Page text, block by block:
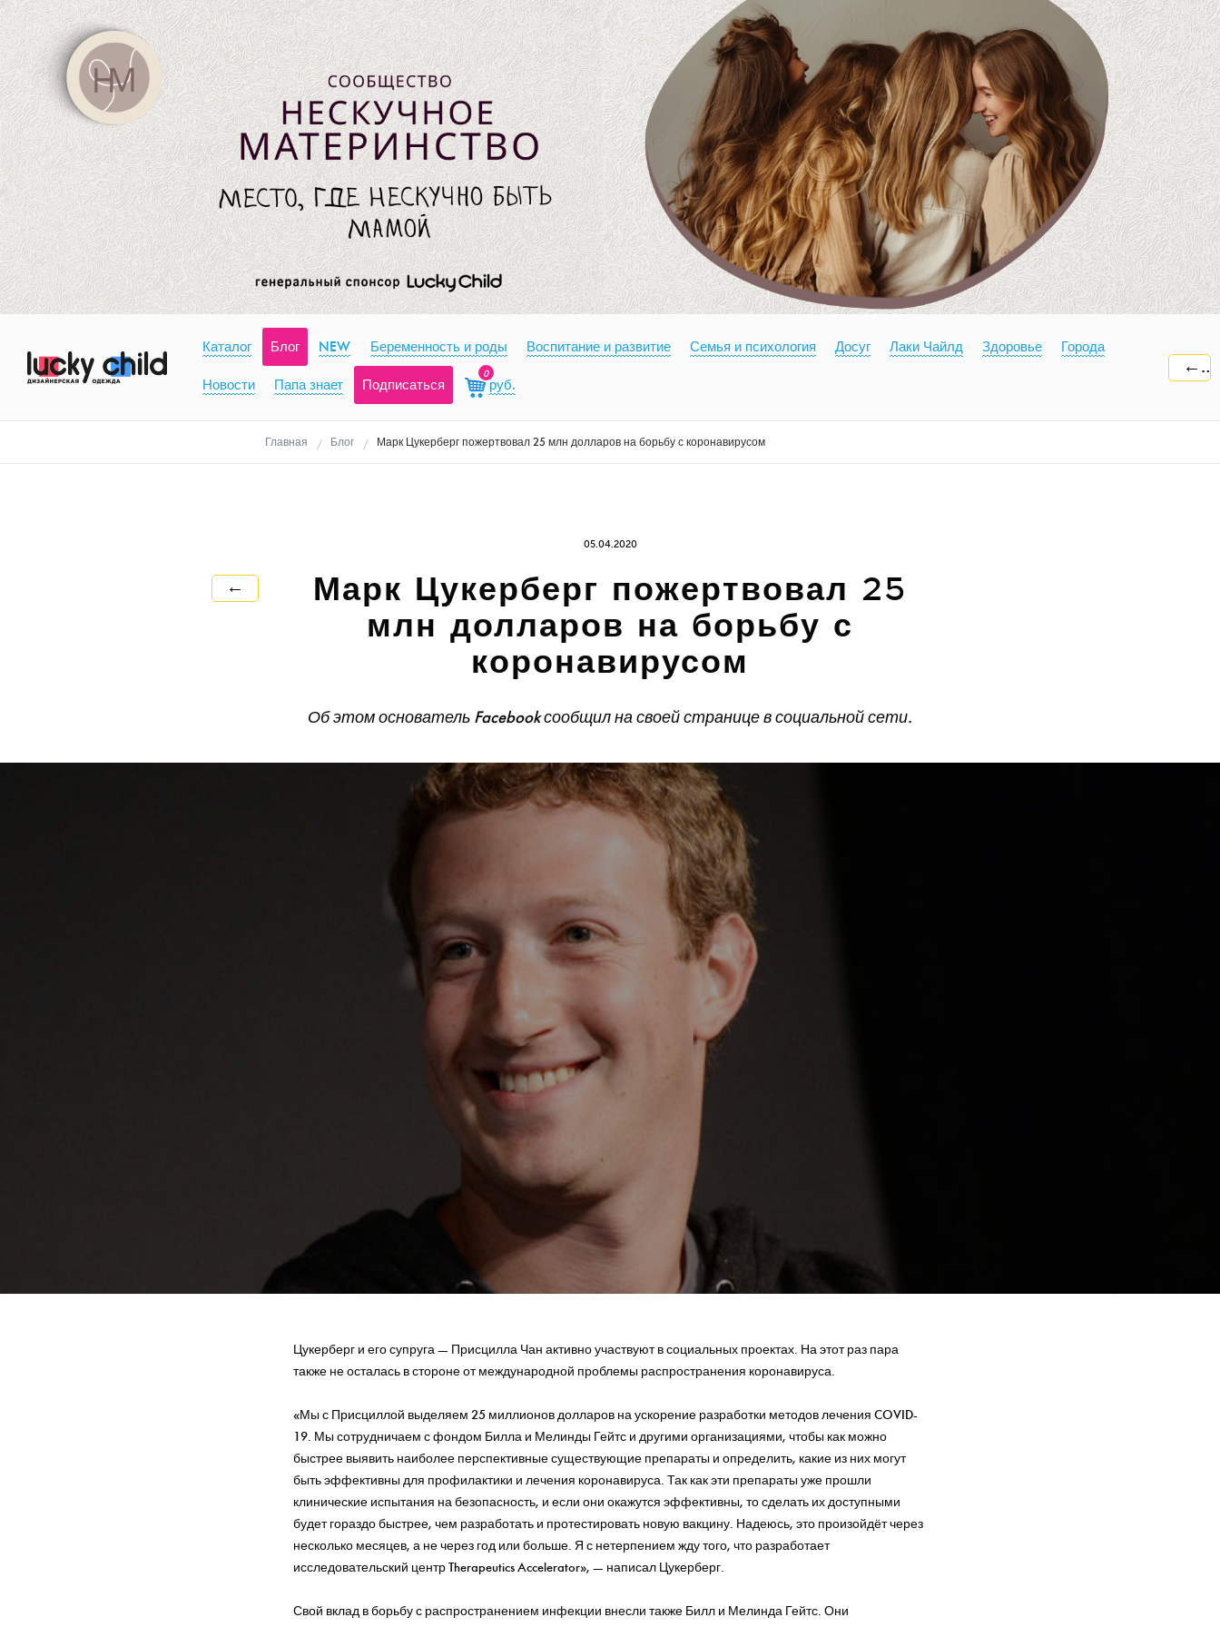
Каталог Блог NEW Беременность и роды Воспитание и развитие Семья и психология Досуг Лаки Чайлд Здоровье Города
Новости Папа знает Подписаться
0
руб.
←
Главная Блог Марк Цукерберг пожертвовал 25 млн долларов на борьбу с коронавирусом
←
05.04.2020
Марк Цукерберг пожертвовал 25
млн долларов на борьбу с
коронавирусом
Об этом основатель Facebook сообщил на своей странице в социальной сети.
Цукерберг и его супруга — Присцилла Чан активно участвуют в социальных проектах. На этот раз пара
также не осталась в стороне от международной проблемы распространения коронавируса.
«Мы с Присциллой выделяем 25 миллионов долларов на ускорение разработки методов лечения COVID-
19. Мы сотрудничаем с фондом Билла и Мелинды Гейтс и другими организациями, чтобы как можно
быстрее выявить наиболее перспективные существующие препараты и определить, какие из них могут
быть эффективны для профилактики и лечения коронавируса. Так как эти препараты уже прошли
клинические испытания на безопасность, и если они окажутся эффективны, то сделать их доступными
будет гораздо быстрее, чем разработать и протестировать новую вакцину. Надеюсь, это произойдёт через
несколько месяцев, а не через год или больше. Я с нетерпением жду того, что разработает
исследовательский центр Therapeutics Accelerator», — написал Цукерберг.
Свой вклад в борьбу с распространением инфекции внесли также Билл и Мелинда Гейтс. Они